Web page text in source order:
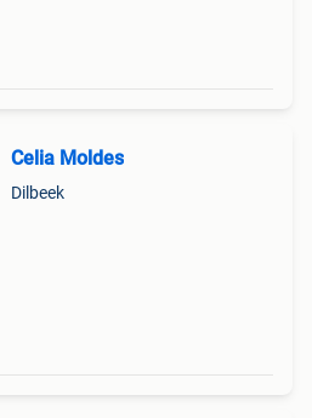
Celia Moldes
Dilbeek